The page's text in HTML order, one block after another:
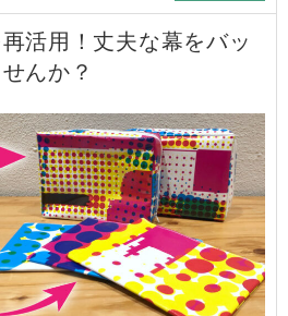
活用！丈夫な幕をバッ
んか？